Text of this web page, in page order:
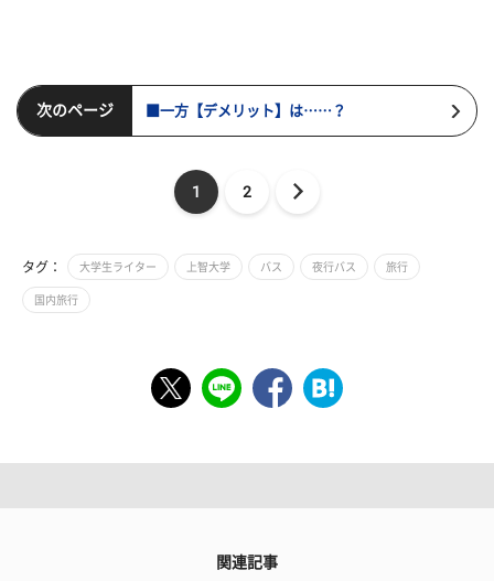
次のページ ■一方【デメリット】は……？
1 2
タグ： 大学生ライター 上智大学 バス 夜行バス 旅行
国内旅行
関連記事